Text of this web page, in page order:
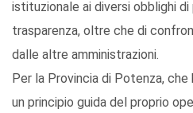
istituzionale ai diversi obblighi
trasparenza, oltre che di
dalle altre amministrazioni.
Per la Provincia di Potenza,
un principio guida del proprio